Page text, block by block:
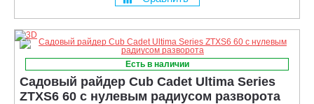
Есть в наличии
Садовый райдер Cub Cadet Ultima Series
ZTXS6 60 с нулевым радиусом разворота